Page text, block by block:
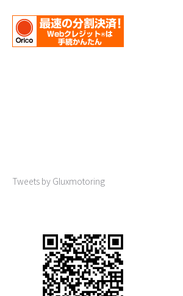
Tweets by Gluxmotoring